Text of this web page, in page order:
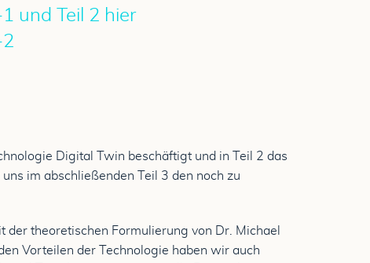
und Teil 2 hier
Digital Twin beschäftigt und in Teil 2 das
im abschließenden Teil 3 den noch zu
der theoretischen Formulierung von Dr. Michael
Vorteilen der Technologie haben wir auch